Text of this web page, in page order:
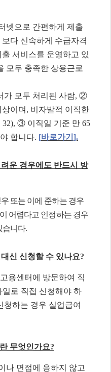
넷으로 간편하게 제출
다 신속하게 수급자격
서비스를 운영하고 있
모두 충족한 상용근로
가 모두 처리된 사람, ②
상이며 , 비자발적 이직한
32), ③ 이직일 기준 만 65
합니다. [바로가기 ].
운 경우에도 반드시 방
또는 이에 준하는 경우
어렵다고 인정하는 경우
습니다.
신 신청할 수 있나요?
용센터에 방문하여 직
일로 직접 신청해야 하
청하는 경우 실업급여
무엇인가요?
나 면접에 응하지 않고